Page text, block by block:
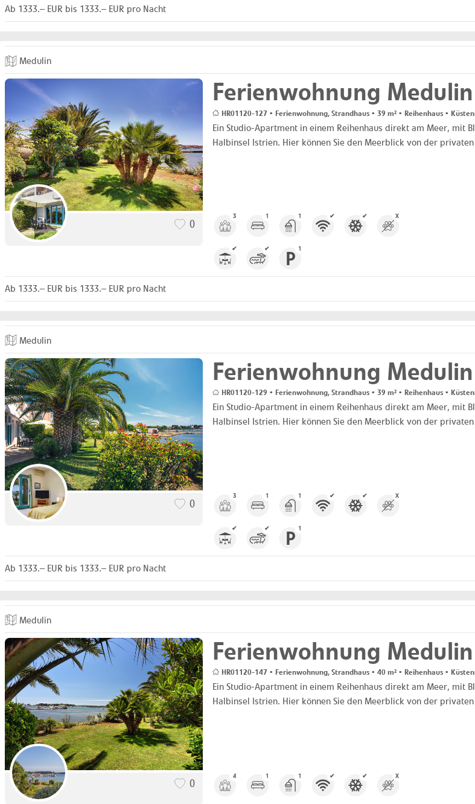
Ab 1333.– EUR bis 1333.– EUR pro Nacht
Medulin
0
Ferienwohnung
HR01120-127 • Ferienwohnung, Strandhaus • 39 m² • Reihenhaus •
Ein Studio-Apartment in einem Reihenhaus direkt am Meer, mit
Halbinsel Istrien. Hier können Sie den Meerblick von der
3 1 1 ✔ ✔ X
✔ ✔ 1
Ab 1333.– EUR bis 1333.– EUR pro Nacht
Medulin
0
Ferienwohnung
HR01120-129 • Ferienwohnung, Strandhaus • 39 m² • Reihenhaus •
Ein Studio-Apartment in einem Reihenhaus direkt am Meer, mit
Halbinsel Istrien. Hier können Sie den Meerblick von der
3 1 1 ✔ ✔ X
✔ ✔ 1
Ab 1333.– EUR bis 1333.– EUR pro Nacht
Medulin
0
Ferienwohnung
HR01120-147 • Ferienwohnung, Strandhaus • 40 m² • Reihenhaus •
Ein Studio-Apartment in einem Reihenhaus direkt am Meer, mit
Halbinsel Istrien. Hier können Sie den Meerblick von der
4 1 1 ✔ ✔ X